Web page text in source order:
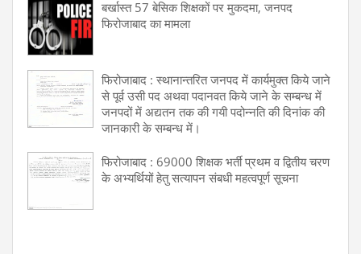
बर्खास्त 57 बेसिक शिक्षकों पर मुकदमा, जनपद
फिरोजाबाद का मामला
फिरोजाबाद : स्थानान्तरित जनपद में कार्यमुक्त किये जाने
से पूर्व उसी पद अथवा पदानवत किये जाने के सम्बन्ध में
जनपदों में अद्यतन तक की गयी पदोन्नति की दिनांक की
जानकारी के सम्बन्ध में।
फिरोजाबाद : 69000 शिक्षक भर्ती प्रथम व द्वितीय चरण
के अभ्यर्थियों हेतु सत्यापन संबधी महत्वपूर्ण सूचना